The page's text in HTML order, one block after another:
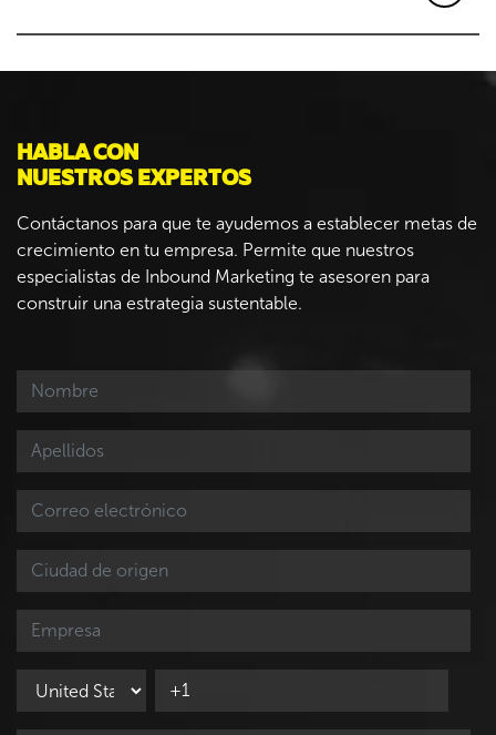
HABLA CON
NUESTROS EXPERTOS
Contáctanos para que te ayudemos a establecer metas de
crecimiento en tu empresa. Permite que nuestros
especialistas de Inbound Marketing te asesoren para
construir una estrategia sustentable.